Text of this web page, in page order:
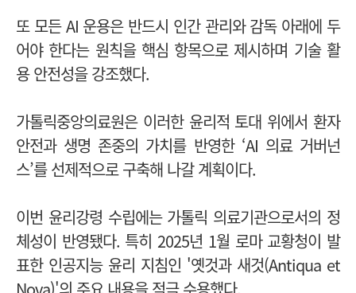
또 모든 AI 운용은 반드시 인간 관리와 감독 아래에 두
어야 한다는 원칙을 핵심 항목으로 제시하며 기술 활
용 안전성을 강조했다.
가톨릭중앙의료원은 이러한 윤리적 토대 위에서 환자
안전과 생명 존중의 가치를 반영한 ‘AI 의료 거버넌
스’를 선제적으로 구축해 나갈 계획이다.
이번 윤리강령 수립에는 가톨릭 의료기관으로서의 정
체성이 반영됐다. 특히 2025년 1월 로마 교황청이 발
표한 인공지능 윤리 지침인 '옛것과 새것(Antiqua et